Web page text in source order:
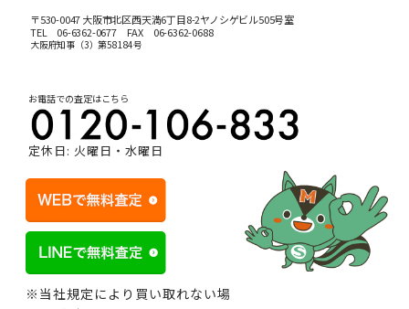
〒530-0047 大阪市北区西天満6丁目8-2ヤノシゲビル505号室
TEL 06-6362-0677FAX 06-6362-0688
大阪府知事（3）第58184号
お電話での査定はこちら
定休日: 火曜日・水曜日
※当社規定により買い取れない場